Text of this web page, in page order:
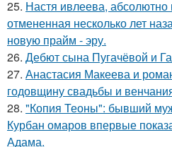
25. Настя ивлеева,
отмененная несколько лет
новую прайм - эру.
26. Дебют сына Пугачёвой и
27. Анастасия Макеева и
годовщину свадьбы и
28. "Копия Теоны": бывший
Курбан омаров впервые
Адама.